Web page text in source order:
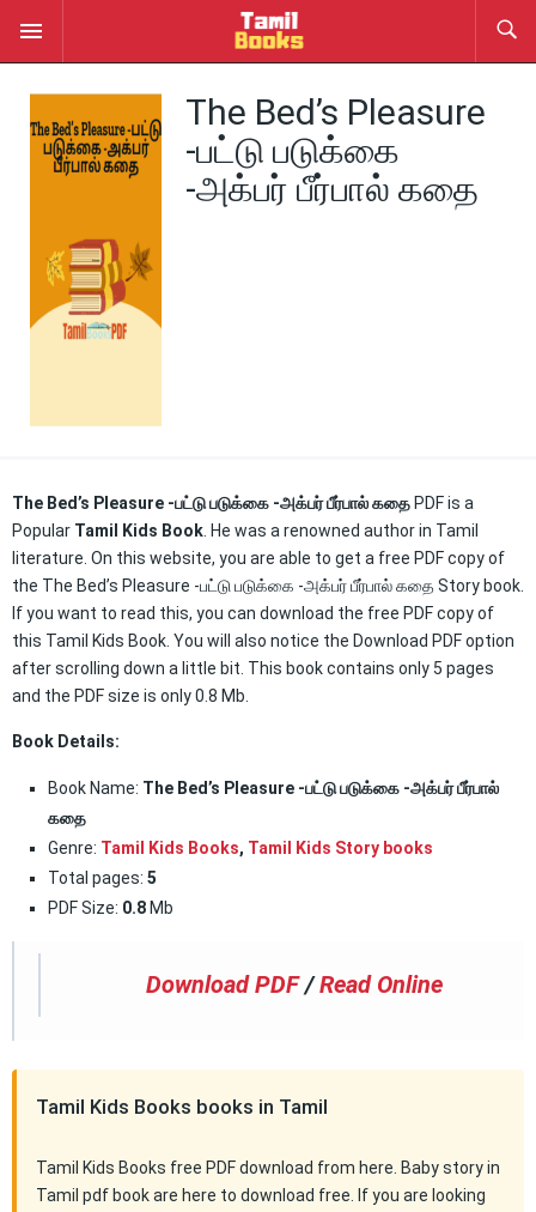
The Bed’s Pleasure
-பட்டு படுக்கை
-அக்பர் பீர்பால் கதை
The Bed’s Pleasure -பட்டு படுக்கை -அக்பர் பீர்பால் கதை PDF is a
Popular Tamil Kids Book . He was a renowned author in Tamil
literature. On this website, you are able to get a free PDF copy of
the The Bed’s Pleasure -பட்டு படுக்கை -அக்பர் பீர்பால் கதை Story book.
If you want to read this, you can download the free PDF copy of
this Tamil Kids Book. You will also notice the Download PDF option
after scrolling down a little bit. This book contains only 5 pages
and the PDF size is only 0.8 Mb.
Book Details:
Book Name: The Bed’s Pleasure -பட்டு படுக்கை -அக்பர் பீர்பால்
கதை
Genre: Tamil Kids Books, Tamil Kids Story books
Total pages: 5
PDF Size: 0.8 Mb
Download PDF /Read Online
Tamil Kids Books books in Tamil
Tamil Kids Books free PDF download from here. Baby story in
Tamil pdf book are here to download free. If you are looking